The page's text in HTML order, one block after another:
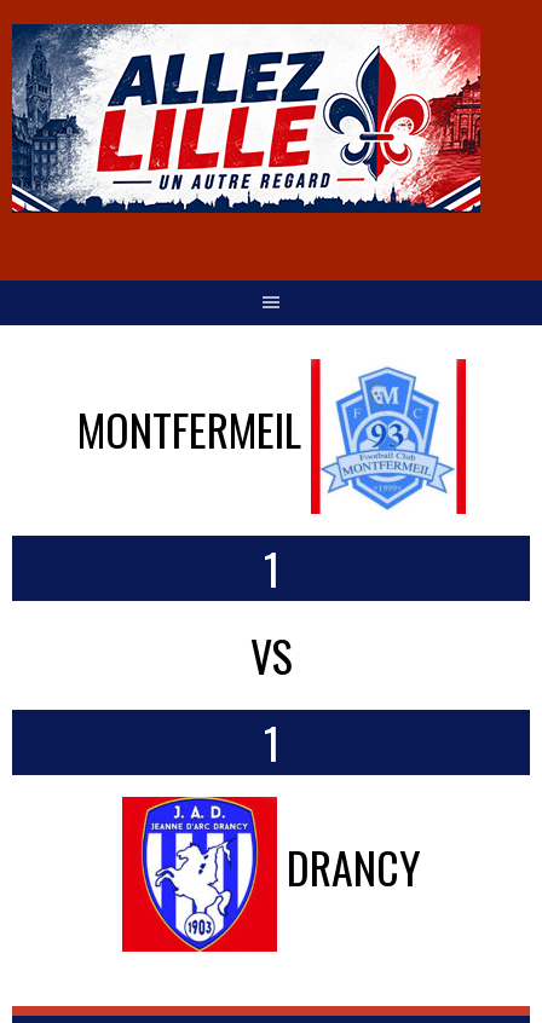
MONTFERMEIL
1
VS
1
DRANCY